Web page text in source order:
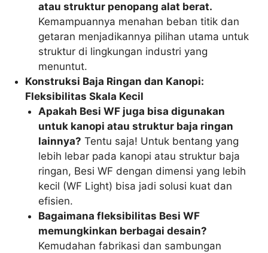
atau struktur penopang alat berat.
Kemampuannya menahan beban titik dan
getaran menjadikannya pilihan utama untuk
struktur di lingkungan industri yang
menuntut.
Konstruksi Baja Ringan dan Kanopi:
Fleksibilitas Skala Kecil
Apakah Besi WF juga bisa digunakan
untuk kanopi atau struktur baja ringan
lainnya? Tentu saja! Untuk bentang yang
lebih lebar pada kanopi atau struktur baja
ringan, Besi WF dengan dimensi yang lebih
kecil (WF Light) bisa jadi solusi kuat dan
efisien.
Bagaimana fleksibilitas Besi WF
memungkinkan berbagai desain?
Kemudahan fabrikasi dan sambungan